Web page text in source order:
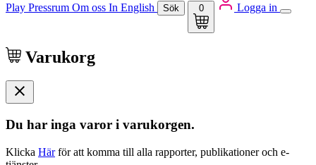
Play Pressrum Om oss In English Sök 0 Logga in
Varukorg
Du har inga varor i varukorgen.
Klicka Härför att komma till alla rapporter, publikationer och e-